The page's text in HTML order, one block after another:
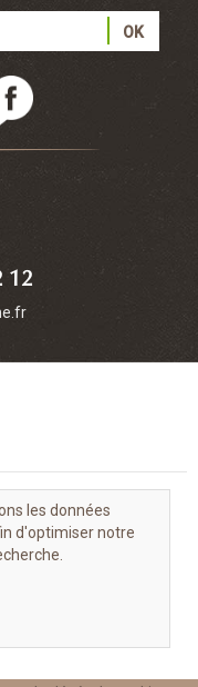
12
les données
d'optimiser notre